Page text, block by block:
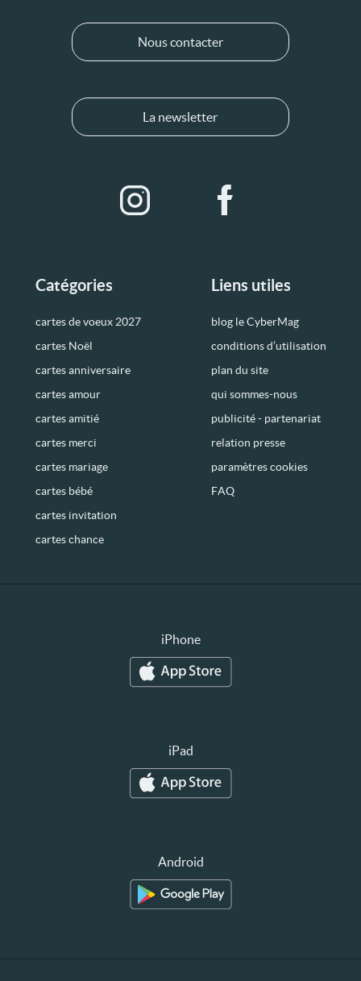
Catégories
cartes de voeux 2027
cartes Noël
cartes anniversaire
cartes amour
cartes amitié
cartes merci
cartes mariage
cartes bébé
cartes invitation
cartes chance
Liens utiles
blog le CyberMag
conditions d’utilisation
plan du site
qui sommes-nous
publicité - partenariat
relation presse
paramètres cookies
FAQ
Nous contacter
La newsletter
iPhone
iPad
Android